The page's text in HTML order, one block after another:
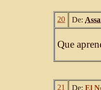
20 De:
Que
21 De: El